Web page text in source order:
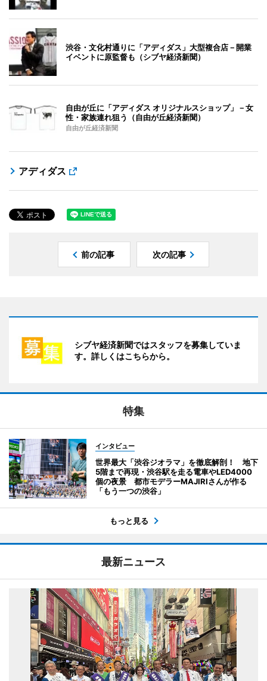
渋谷・文化村通りに「アディダス」大型複合店－開業
イベントに原監督も（シブヤ経済新聞）
自由が丘に「アディダス オリジナルスショップ」－女
性・家族連れ狙う（自由が丘経済新聞）
自由が丘経済新聞
アディダス
前の記事 次の記事
シブヤ経済新聞ではスタッフを募集していま
す。詳しくはこちらから。
特集
インタビュー
世界最大「渋谷ジオラマ」を徹底解剖！ 地下
5階まで再現・渋谷駅を走る電車やLED4000
個の夜景 都市モデラーMAJIRIさんが作る
「もう一つの渋谷」
もっと見る
最新ニュース